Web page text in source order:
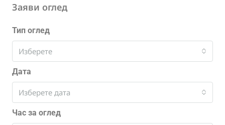
Заяви оглед
Тип оглед
Изберете
Дата
Изберете дата
Час за оглед